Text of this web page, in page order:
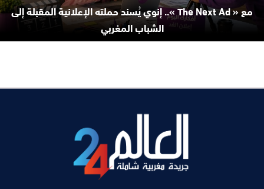
مع « The Next Ad ».. إنوي يُسند حملته الإعلانية المقبلة إلى
الشباب المغربي